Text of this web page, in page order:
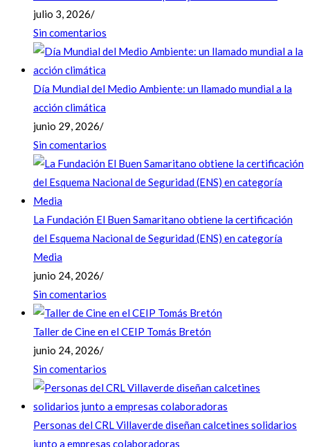
julio 3, 2026/
Sin comentarios
Día Mundial del Medio Ambiente: un llamado mundial a la
acción climática
junio 29, 2026/
Sin comentarios
La Fundación El Buen Samaritano obtiene la certificación
del Esquema Nacional de Seguridad (ENS) en categoría
Media
junio 24, 2026/
Sin comentarios
Taller de Cine en el CEIP Tomás Bretón
junio 24, 2026/
Sin comentarios
Personas del CRL Villaverde diseñan calcetines solidarios
junto a empresas colaboradoras